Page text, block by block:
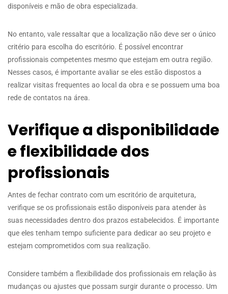
disponíveis e mão de obra especializada.
No entanto, vale ressaltar que a localização não deve ser o único
critério para escolha do escritório. É possível encontrar
profissionais competentes mesmo que estejam em outra região.
Nesses casos, é importante avaliar se eles estão dispostos a
realizar visitas frequentes ao local da obra e se possuem uma boa
rede de contatos na área.
Verifique a disponibilidade
e flexibilidade dos
profissionais
Antes de fechar contrato com um escritório de arquitetura,
verifique se os profissionais estão disponíveis para atender às
suas necessidades dentro dos prazos estabelecidos. É importante
que eles tenham tempo suficiente para dedicar ao seu projeto e
estejam comprometidos com sua realização.
Considere também a flexibilidade dos profissionais em relação às
mudanças ou ajustes que possam surgir durante o processo. Um